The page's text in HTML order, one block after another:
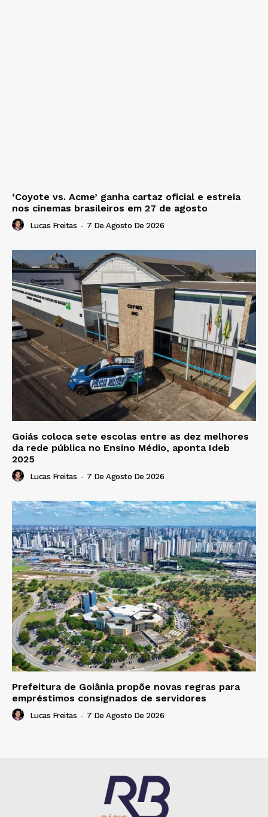
‘Coyote vs. Acme’ ganha cartaz oficial e estreia
nos cinemas brasileiros em 27 de agosto
Lucas Freitas - 7 De Agosto De 2026
Goiás coloca sete escolas entre as dez melhores
da rede pública no Ensino Médio, aponta Ideb
2025
Lucas Freitas - 7 De Agosto De 2026
Prefeitura de Goiânia propõe novas regras para
empréstimos consignados de servidores
Lucas Freitas - 7 De Agosto De 2026